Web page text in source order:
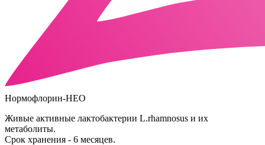
Нормофлорин-НЕО
Живые активные лактобактерии L.rhamnosus и их
метаболиты.
Срок хранения - 6 месяцев.